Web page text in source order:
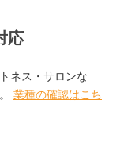
応
ネス・サロンな
業種の確認はこち